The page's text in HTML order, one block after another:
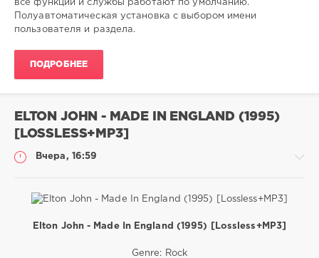
Microsoft
10
все функции и службы работают по умолчанию.
Полуавтоматическая установка с выбором имени
пользователя и раздела.
ПОДРОБНЕЕ
ELTON JOHN - MADE IN ENGLAND (1995)
[LOSSLESS+MP3]
Вчера, 16:59
Elton John - Made In England (1995) [Lossless+MP3]
Genre: Rock